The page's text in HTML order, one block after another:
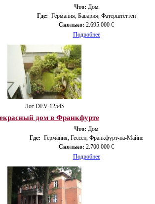
Что: Дом
Где: Германия, Бавария, Фатерштеттен
Сколько: 2.695.000 €
Подробнее
Лот DEV-1254S
дом в Франкфурте
Что: Дом
Где: Германия, Гессен, Франкфурт-на-Майне
Сколько: 2.700.000 €
Подробнее